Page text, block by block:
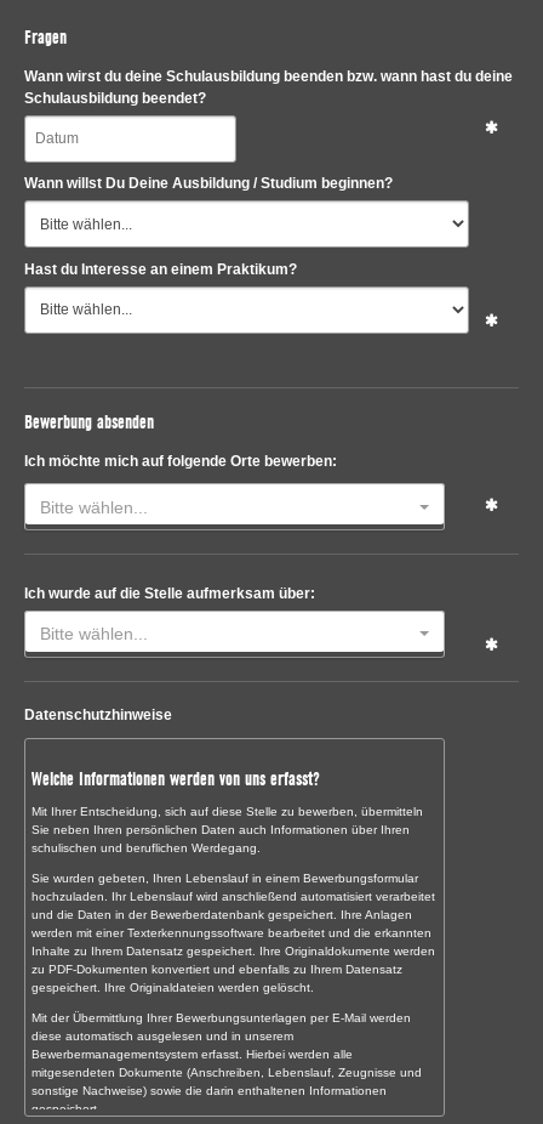
Fragen
Wann wirst du deine Schulausbildung beenden bzw. wann hast du deine
Schulausbildung beendet?
Wann willst Du Deine Ausbildung / Studium beginnen?
Hast du Interesse an einem Praktikum?
Bewerbung absenden
Ich möchte mich auf folgende Orte bewerben:
Bitte wählen...
Ich wurde auf die Stelle aufmerksam über:
Bitte wählen...
Datenschutzhinweise
Welche Informationen werden von uns erfasst?
Mit Ihrer Entscheidung, sich auf diese Stelle zu bewerben, übermitteln
Sie neben Ihren persönlichen Daten auch Informationen über Ihren
schulischen und beruflichen Werdegang.
Sie wurden gebeten, Ihren Lebenslauf in einem Bewerbungsformular
hochzuladen. Ihr Lebenslauf wird anschließend automatisiert verarbeitet
und die Daten in der Bewerberdatenbank gespeichert. Ihre Anlagen
werden mit einer Texterkennungssoftware bearbeitet und die erkannten
Inhalte zu Ihrem Datensatz gespeichert. Ihre Originaldokumente werden
zu PDF-Dokumenten konvertiert und ebenfalls zu Ihrem Datensatz
gespeichert. Ihre Originaldateien werden gelöscht.
Mit der Übermittlung Ihrer Bewerbungsunterlagen per E-Mail werden
diese automatisch ausgelesen und in unserem
Bewerbermanagementsystem erfasst. Hierbei werden alle
mitgesendeten Dokumente (Anschreiben, Lebenslauf, Zeugnisse und
sonstige Nachweise) sowie die darin enthaltenen Informationen
gespeichert.